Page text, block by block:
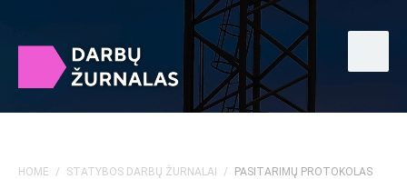
HOME / STATYBOS DARBŲ ŽURNALAI / PASITARIMŲ PROTOKOLAS